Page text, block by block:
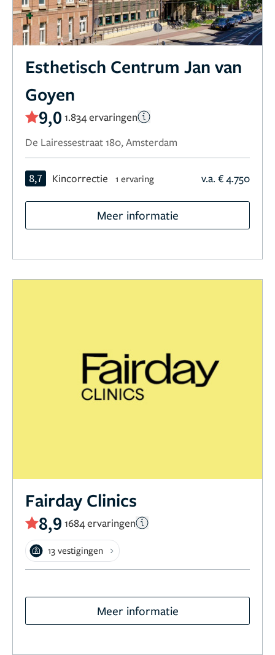
Esthetisch Centrum Jan van
Goyen
9,0 1.834 ervaringen
De Lairessestraat 180, Amsterdam
8,7 Kincorrectie 1 ervaring v.a. € 4.750
Meer informatie
Fairday Clinics
8,9 1684 ervaringen
13 vestigingen
Meer informatie